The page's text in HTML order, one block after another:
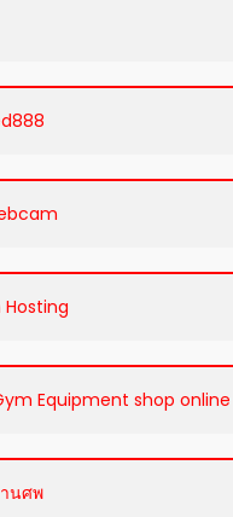
Equipment shop online
นศพ